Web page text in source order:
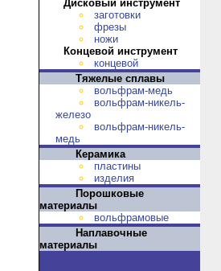
Дисковый инструмент
заготовки
фрезы
ножи
Концевой инструмент
концевой
Тяжелые сплавы
вольфрам-медь
вольфрам-никель-
железо
вольфрам-никель-
медь
Керамика
пластины
изделия
Порошковые
материалы
вольфрамовые
Наплавочные
материалы